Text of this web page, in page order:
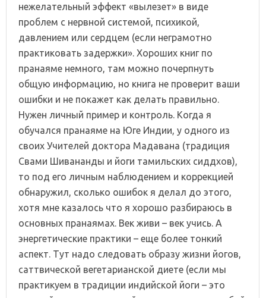
нежелательный эффект «вылезет» в виде
проблем с нервной системой, психикой,
давлением или сердцем (если неграмотно
практиковать задержки». Хороших книг по
пранаяме немного, там можно почерпнуть
общую информацию, но книга не проверит ваши
ошибки и не покажет как делать правильно.
Нужен личный пример и контроль. Когда я
обучался пранаяме на Юге Индии, у одного из
своих Учителей доктора Мадавана (традиция
Свами Шивананды и йоги тамильских сиддхов),
то под его личным наблюдением и коррекцией
обнаружил, сколько ошибок я делал до этого,
хотя мне казалось что я хорошо разбираюсь в
основных пранаямах. Век живи – век учись. А
энергетические практики – еще более тонкий
аспект. Тут надо следовать образу жизни йогов,
саттвической вегетарианской диете (если мы
практикуем в традиции индийской йоги – это